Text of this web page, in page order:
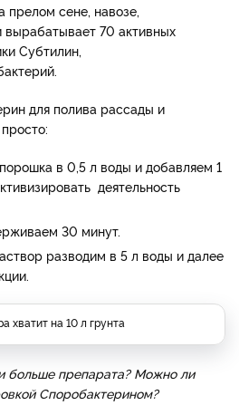
прелом сене, навозе,
вырабатывает 70 активных
Субтилин,
для полива рассады и
в 0,5 л воды и добавляем 1
деятельность
30 минут.
разводим в 5 л воды и далее
хватит на 10 л грунта
больше препарата? Можно ли
Споробактерином?